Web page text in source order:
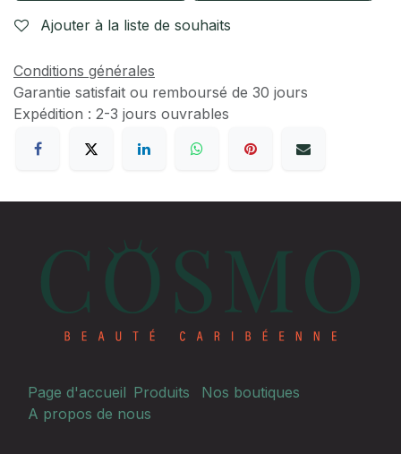
Ajouter à la liste de souhaits
Conditions générales
Garantie satisfait ou remboursé de 30 jours
Expédition : 2-3 jours ouvrables
Page d'accueil Produits
Nos boutiques
A propos de nous